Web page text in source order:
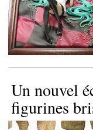
Un nouvel
figurines